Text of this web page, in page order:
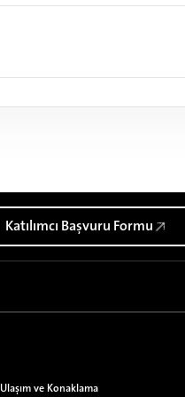
Katılımcı Başvuru Formu
Ulaşım ve Konaklama